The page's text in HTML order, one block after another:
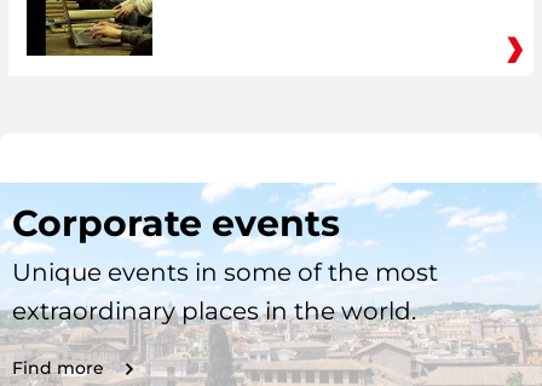
Corporate events
Unique events in some of the most
extraordinary places in the world.
Find more